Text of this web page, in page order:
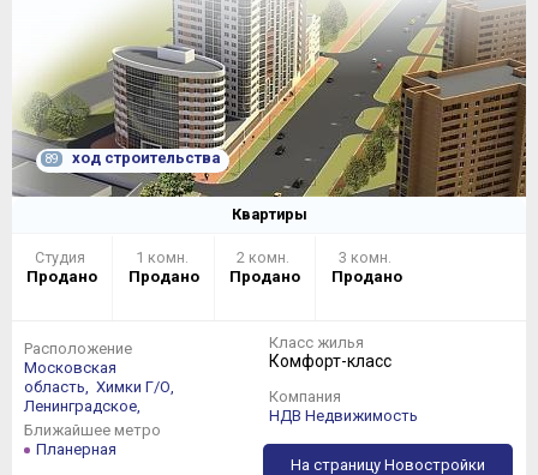
89 ход строительства
Квартиры
Студия
Продано
1 комн.
Продано
2 комн.
Продано
3 комн.
Продано
Расположение
Московская
область, Химки Г/О,
Ленинградское,
Ближайшее метро
Планерная
Класс жилья
Комфорт-класс
Компания
НДВ Недвижимость
На страницу Новостройки